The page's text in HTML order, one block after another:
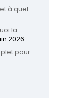
à quel
la
2026
pour